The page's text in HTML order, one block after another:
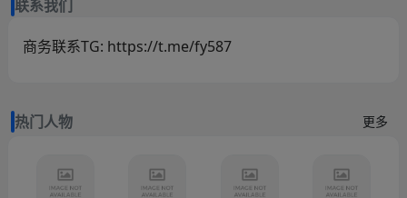
联系我们
商务联系TG: https://t.me/fy587
热门人物 更多